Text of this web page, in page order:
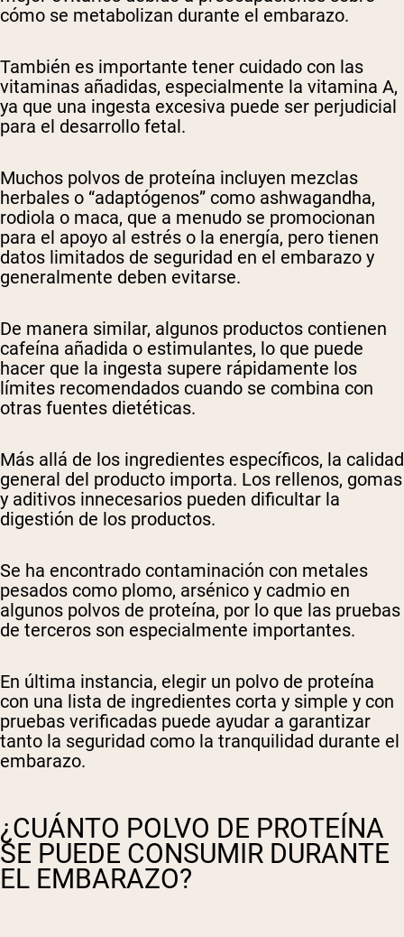
cómo se metabolizan durante el embarazo.
También es importante tener cuidado con las
vitaminas añadidas, especialmente la vitamina A,
ya que una ingesta excesiva puede ser perjudicial
para el desarrollo fetal.
Muchos polvos de proteína incluyen mezclas
herbales o “adaptógenos” como ashwagandha,
rodiola o maca, que a menudo se promocionan
para el apoyo al estrés o la energía, pero tienen
datos limitados de seguridad en el embarazo y
generalmente deben evitarse.
De manera similar, algunos productos contienen
cafeína añadida o estimulantes, lo que puede
hacer que la ingesta supere rápidamente los
límites recomendados cuando se combina con
otras fuentes dietéticas.
Más allá de los ingredientes específicos, la calidad
general del producto importa. Los rellenos, gomas
y aditivos innecesarios pueden dificultar la
digestión de los productos.
Se ha encontrado contaminación con metales
pesados como plomo, arsénico y cadmio en
algunos polvos de proteína, por lo que las pruebas
de terceros son especialmente importantes.
En última instancia, elegir un polvo de proteína
con una lista de ingredientes corta y simple y con
pruebas verificadas puede ayudar a garantizar
tanto la seguridad como la tranquilidad durante el
embarazo.
¿CUÁNTO POLVO DE PROTEÍNA
SE PUEDE CONSUMIR DURANTE
EL EMBARAZO?